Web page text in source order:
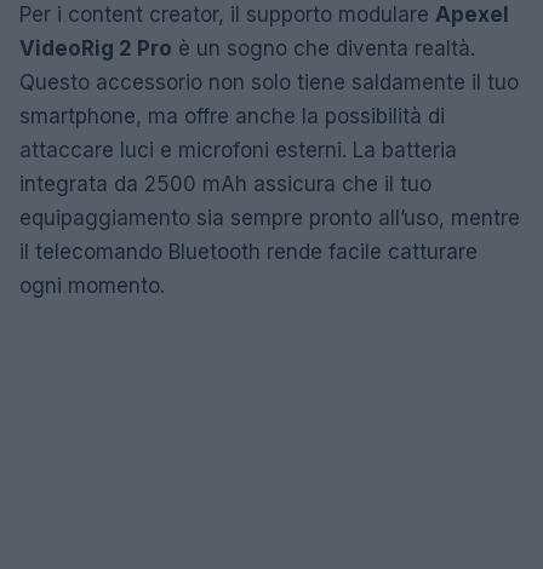
Per i content creator, il supporto modulare Apexel
VideoRig 2 Pro è un sogno che diventa realtà.
Questo accessorio non solo tiene saldamente il tuo
smartphone, ma offre anche la possibilità di
attaccare luci e microfoni esterni. La batteria
integrata da 2500 mAh assicura che il tuo
equipaggiamento sia sempre pronto all’uso, mentre
il telecomando Bluetooth rende facile catturare
ogni momento.